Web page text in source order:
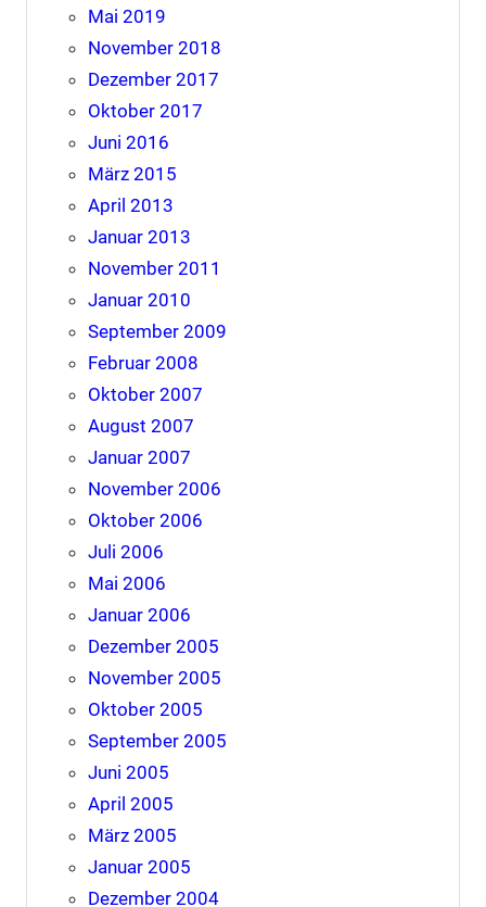
Mai 2019
November 2018
Dezember 2017
Oktober 2017
Juni 2016
März 2015
April 2013
Januar 2013
November 2011
Januar 2010
September 2009
Februar 2008
Oktober 2007
August 2007
Januar 2007
November 2006
Oktober 2006
Juli 2006
Mai 2006
Januar 2006
Dezember 2005
November 2005
Oktober 2005
September 2005
Juni 2005
April 2005
März 2005
Januar 2005
Dezember 2004